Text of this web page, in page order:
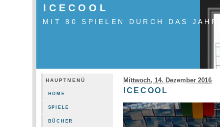
ICECOOL
MIT 80 SPIELEN DURCH DAS JAHR
HAUPTMENÜ
HOME
SPIELE
BÜCHER
Mittwoch, 14. Dezember 2016
ICECOOL